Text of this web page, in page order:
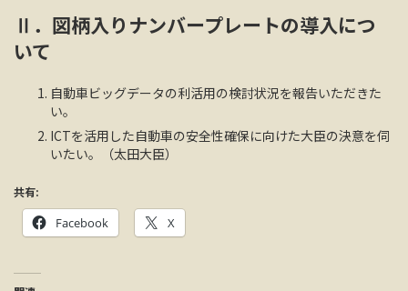
Ⅱ．図柄入りナンバープレートの導入につ
いて
自動車ビッグデータの利活用の検討状況を報告いただきた
い。
ICTを活用した自動車の安全性確保に向けた大臣の決意を伺
いたい。（太田大臣）
共有:
Facebook X